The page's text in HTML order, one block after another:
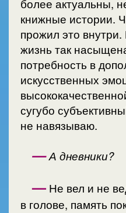
более актуальны,
книжные истории.
прожил это
жизнь так
потребность в
искусственных
сугубо
не навязываю.
—А дневники?
— Не вел и не
в голове, память